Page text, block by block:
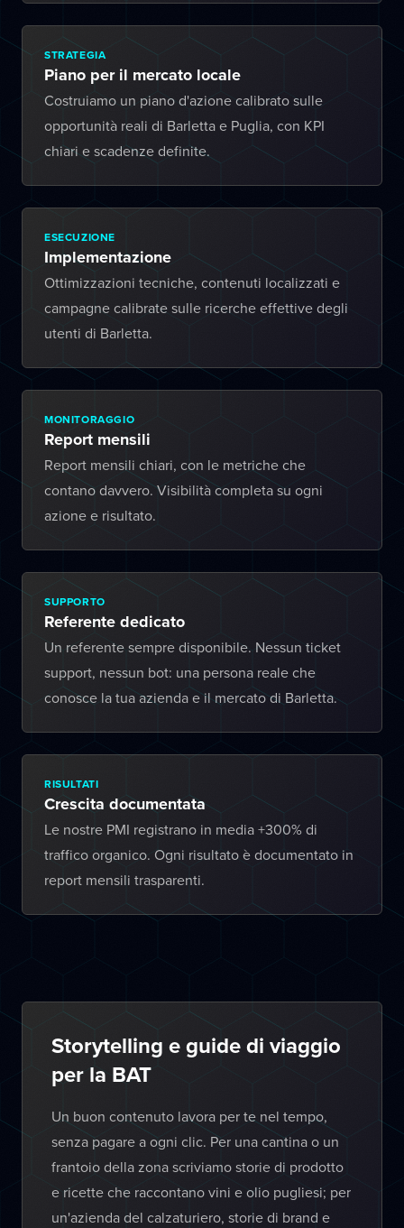
STRATEGIA
Piano per il mercato locale
Costruiamo un piano d'azione calibrato sulle
opportunità reali di Barletta e Puglia, con KPI
chiari e scadenze definite.
ESECUZIONE
Implementazione
Ottimizzazioni tecniche, contenuti localizzati e
campagne calibrate sulle ricerche effettive degli
utenti di Barletta.
MONITORAGGIO
Report mensili
Report mensili chiari, con le metriche che
contano davvero. Visibilità completa su ogni
azione e risultato.
SUPPORTO
Referente dedicato
Un referente sempre disponibile. Nessun ticket
support, nessun bot: una persona reale che
conosce la tua azienda e il mercato di Barletta.
RISULTATI
Crescita documentata
Le nostre PMI registrano in media +300% di
traffico organico. Ogni risultato è documentato in
report mensili trasparenti.
Storytelling e guide di viaggio
per la BAT
Un buon contenuto lavora per te nel tempo,
senza pagare a ogni clic. Per una cantina o un
frantoio della zona scriviamo storie di prodotto
e ricette che raccontano vini e olio pugliesi; per
un'azienda del calzaturiero, storie di brand e